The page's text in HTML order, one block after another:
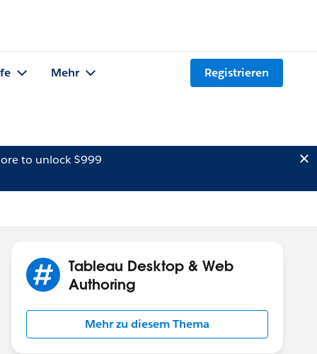
Mehr Registrieren
to unlock $999
Tableau Desktop & Web
Authoring
Mehr zu diesem Thema